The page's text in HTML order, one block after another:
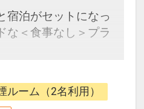
宿泊がセットになっ
な＜食事なし＞プラ
ックパッケージだか
はもちろん周遊旅行
ルーム（2名利用）